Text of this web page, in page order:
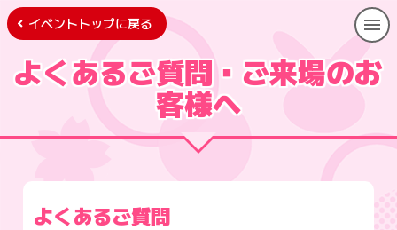
イベントトップに戻る
よくあるご質問・ご来場のお
客様へ
よくあるご質問